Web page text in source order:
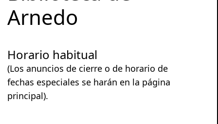
Arnedo
Horario habitual
(Los anuncios de cierre o de horario de
fechas especiales se harán en la página
principal).